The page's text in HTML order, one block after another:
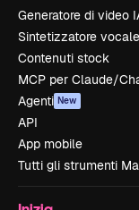
Generatore di video
Sintetizzatore
Contenuti stock
MCP per Claude/
Agenti New
API
App mobile
Tutti gli strumenti